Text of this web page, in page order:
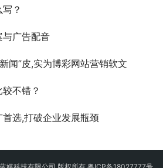
？
与广告配音
闻”皮,实为博彩网站营销软文
不错？
选,打破企业发展瓶颈